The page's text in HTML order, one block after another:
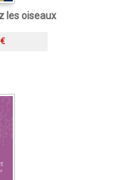
les oiseaux